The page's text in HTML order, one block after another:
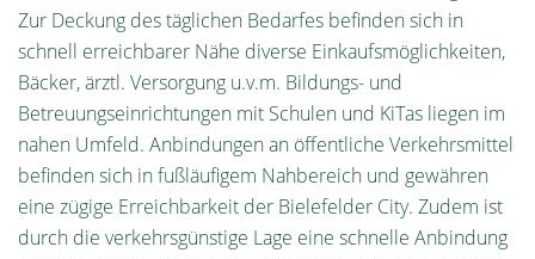
Zur Deckung des täglichen Bedarfes befinden sich in
schnell erreichbarer Nähe diverse Einkaufsmöglichkeiten,
Bäcker, ärztl. Versorgung u.v.m. Bildungs- und
Betreuungseinrichtungen mit Schulen und KiTas liegen im
nahen Umfeld. Anbindungen an öffentliche Verkehrsmittel
befinden sich in fußläufigem Nahbereich und gewähren
eine zügige Erreichbarkeit der Bielefelder City. Zudem ist
durch die verkehrsgünstige Lage eine schnelle Anbindung